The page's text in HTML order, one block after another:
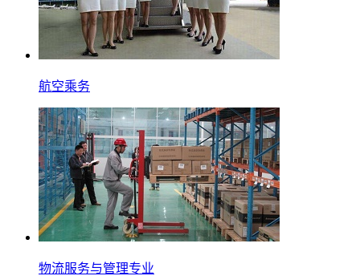
航空乘务
物流服务与管理专业